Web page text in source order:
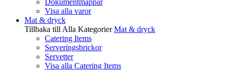
Dokumentmappar
Visa alla varor
Mat & dryck
Tillbaka till Alla Kategorier Mat & dryck
Catering Items
Serveringsbrickor
Servetter
Visa alla Catering Items